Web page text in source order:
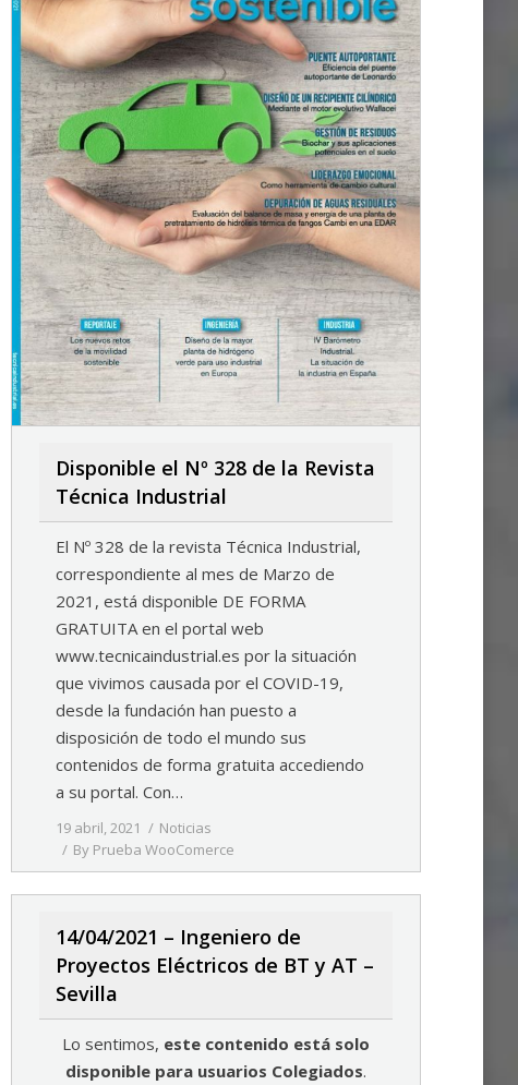
Disponible el Nº 328 de la Revista
Técnica Industrial
El Nº 328 de la revista Técnica Industrial,
correspondiente al mes de Marzo de
2021, está disponible DE FORMA
GRATUITA en el portal web
www.tecnicaindustrial.es por la situación
que vivimos causada por el COVID-19,
desde la fundación han puesto a
disposición de todo el mundo sus
contenidos de forma gratuita accediendo
a su portal. Con…
19 abril, 2021
Noticias
By Prueba WooComerce
14/04/2021 – Ingeniero de
Proyectos Eléctricos de BT y AT –
Sevilla
Lo sentimos, este contenido está solo
disponible para usuarios Colegiados.